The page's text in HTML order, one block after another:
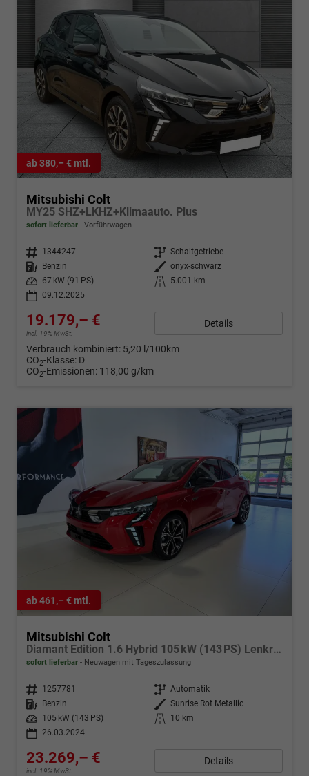
ab 380,– € mtl.
Mitsubishi Colt
MY25 SHZ+LKHZ+Klimaauto. Plus
sofort lieferbar Vorführwagen
Fahrzeugnr. 1344247 Getriebe Schaltgetriebe
Kraftstoff
Benzin Außenfarbe onyx-schwarz
Leistung
67 kW (91 PS) Kilometerstand
5.001 km
09.12.2025
19.179,– €
incl. 19% MwSt.
Details
Verbrauch kombiniert: 5,20 l/100km
CO2-Klasse: D
CO2-Emissionen: 118,00 g/km
ab 461,– € mtl.
Mitsubishi Colt
Diamant Edition 1.6 Hybrid 105 kW (143 PS) Lenkradheizung, Sitzheizung, Klimaautomatik, Around View Monitor mit Einparkhilfe und Rückfahrkamera, Navigationssystem, Radio, DAB, Android Auto & Apple CarPlay, 17 Zoll Leichtmetallfelgen, uvm.
sofort lieferbar Neuwagen mit Tageszulassung
Fahrzeugnr. 1257781 Getriebe Automatik
Kraftstoff
Benzin Außenfarbe Sunrise Rot Metallic
Leistung
105 kW (143 PS) Kilometerstand
10 km
26.03.2024
23.269,– €
incl. 19% MwSt.
Details